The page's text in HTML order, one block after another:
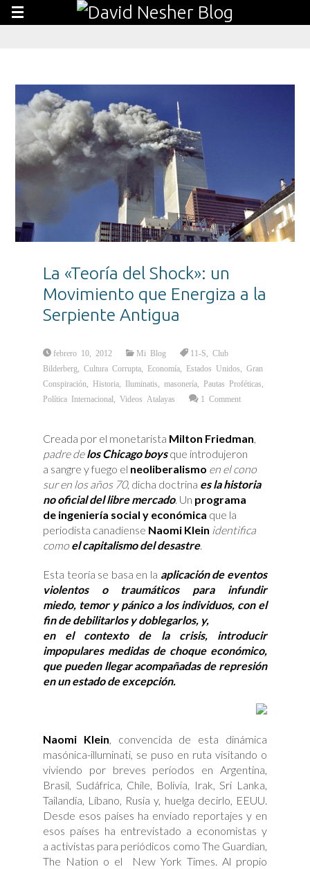
La «Teoría del Shock»: un
Movimiento que Energiza a la
Serpiente Antigua
febrero 10, 2012 Mi Blog 11-S ,Club
Bilderberg
,Cultura Corrupta Economía Estados Unidos ,Gran
Conspiración
Historia Iluminatis ,masonería Pautas Proféticas
Política Internacional
,Videos Atalayas 1 Comment
Creada por el monetarista Milton Friedman,
padre delos Chicago boysque introdujeron
a sangre y fuego el neoliberalismo en el cono
sur en los años 70, dicha doctrina es la historia
no oficial del libre mercado. Un programa
de ingeniería social y económica que la
periodista canadiense Naomi Klein identifica
como el capitalismo del desastre.
Esta teoría se basa en la aplicación de eventos
violentos o traumáticos para infundir
miedo, temor y pánico a los individuos, con el
fin de debilitarlos y doblegarlos, y,
en el contexto de la crisis, introducir
impopulares medidas de choque económico,
que pueden llegar acompañadas de represión
en un estado de excepción.
Naomi Klein, convencida de esta dinámica
masónica-illuminati, se puso en ruta visitando o
viviendo por breves períodos en Argentina,
Brasil, Sudáfrica, Chile, Bolivia, Irak, Sri Lanka,
Tailandia, Líbano, Rusia y, huelga decirlo, EEUU.
Desde esos países ha enviado reportajes y en
esos países ha entrevistado a economistas y
a activistas para periódicos como The Guardian,
The Nation o el New York Times. Al propio